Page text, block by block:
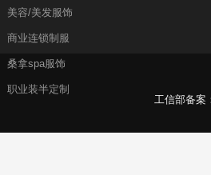
美容/美发服饰
商业连锁制服
桑拿spa服饰
职业装半定制
工信部备案